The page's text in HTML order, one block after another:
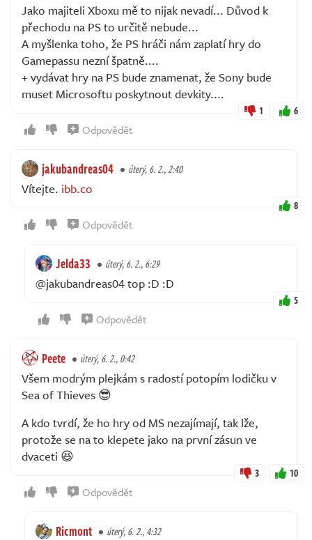
Jako majiteli Xboxu mě to nijak nevadí... Důvod k
přechodu na PS to určitě nebude...
A myšlenka toho, že PS hráči nám zaplatí hry do
Gamepassu nezní špatně....
+ vydávat hry na PS bude znamenat, že Sony bude
muset Microsoftu poskytnout devkity....
1 6
Odpovědět
jakubandreas04 úterý, 6. 2., 2:40
Vítejte. ibb.co
8
Odpovědět
Jelda33 úterý, 6. 2., 6:29
@jakubandreas04 top :D :D
5
Odpovědět
Peete úterý, 6. 2., 0:42
Všem modrým plejkám s radostí potopím lodičku v
Sea of Thieves 😎
A kdo tvrdí, že ho hry od MS nezajímají, tak lže,
protože se na to klepete jako na první zásun ve
dvaceti 😆
3 10
Odpovědět
Ricmont úterý, 6. 2., 4:32